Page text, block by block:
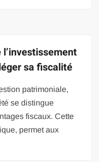
sa fiscalité
patrimoniale,
se distingue
fiscaux. Cette
permet aux